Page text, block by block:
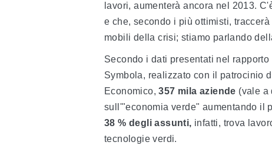
lavori, aumenterà ancora nel 2013.
e che, secondo i più ottimisti,
mobili della crisi; stiamo parlando
Secondo i dati presentati nel
Symbola, realizzato con il patrocinio
Economico,357 mila aziende (vale a
sull'"economia verde" aumentando il
38 % degli assunti, infatti, trova
tecnologie verdi.